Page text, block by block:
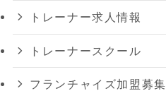
トレーナー求人情報
トレーナースクール
フランチャイズ加盟募集